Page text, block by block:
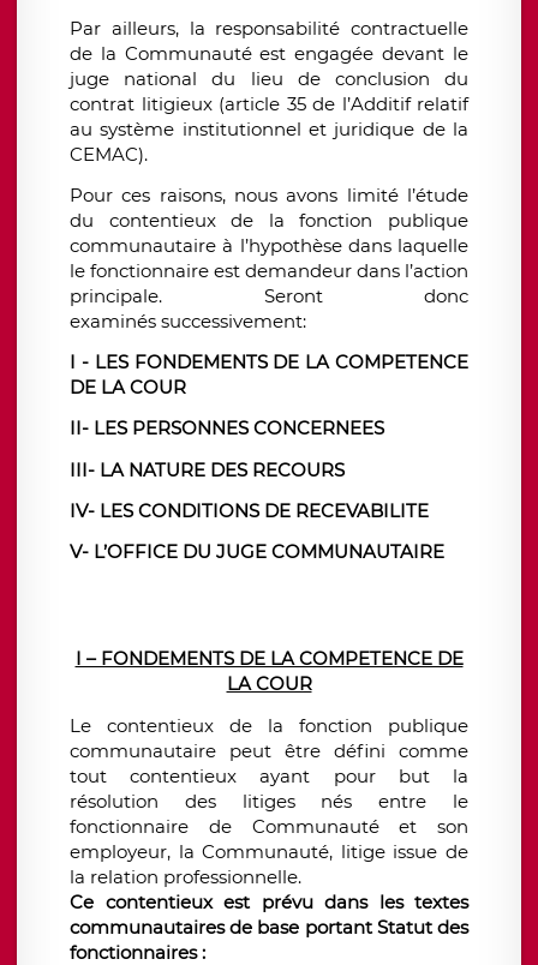
Par ailleurs, la responsabilité contractuelle
de la Communauté est engagée devant le
juge national du lieu de conclusion du
contrat litigieux (article 35 de l’Additif relatif
au système institutionnel et juridique de la
CEMAC).
Pour ces raisons, nous avons limitél’étude
du contentieux de la fonction publique
communautaireà l’hypothèse dans laquelle
le fonctionnaire est demandeur dans l’action
principale. Seront donc
examinés successivement:
I - LES FONDEMENTS DE LA COMPETENCE
DE LA COUR
II- LES PERSONNES CONCERNEES
III- LA NATURE DES RECOURS
IV- LES CONDITIONS DE RECEVABILITE
V- L’OFFICE DU JUGE COMMUNAUTAIRE
I – FONDEMENTS DE LA COMPETENCE DE
LA COUR
Le contentieux de la fonction publique
communautaire peut être défini comme
tout contentieux ayant pour but la
résolution des litiges nés entre le
fonctionnaire de Communauté et son
employeur, la Communauté, litige issue de
la relation professionnelle.
Ce contentieux est prévu dans les textes
communautaires de base portant Statut des
fonctionnaires :